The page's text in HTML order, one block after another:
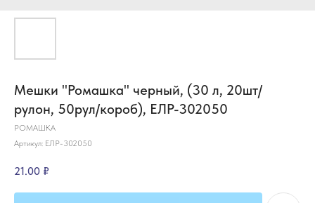
Мешки "Ромашка" черный, (30 л, 20шт/
рулон, 50рул/короб), ЕЛР-302050
РОМАШКА
Артикул: ЕЛР-302050
21.00 ₽